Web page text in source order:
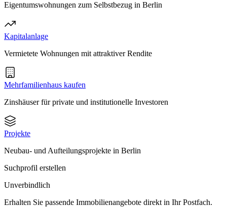
Eigentumswohnungen zum Selbstbezug in Berlin
Kapitalanlage
Vermietete Wohnungen mit attraktiver Rendite
Mehrfamilienhaus kaufen
Zinshäuser für private und institutionelle Investoren
Projekte
Neubau- und Aufteilungsprojekte in Berlin
Suchprofil erstellen
Unverbindlich
Erhalten Sie passende Immobilienangebote direkt in Ihr Postfach.